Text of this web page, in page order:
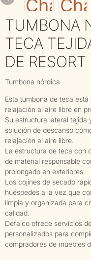
TUMBONA
TECA
DE
Tumbona nórdica
Esta tumbona de teca
relajación al aire libre en
Su estructura lateral tejida
solución de descanso
relajación al aire libre.
La estructura de teca con
de material responsable
prolongado en exteriores.
Los cojines de secado
huéspedes a la vez que
limpia y organizada para
calidad.
Defaico ofrece servicios
personalizados para
compradores de muebles